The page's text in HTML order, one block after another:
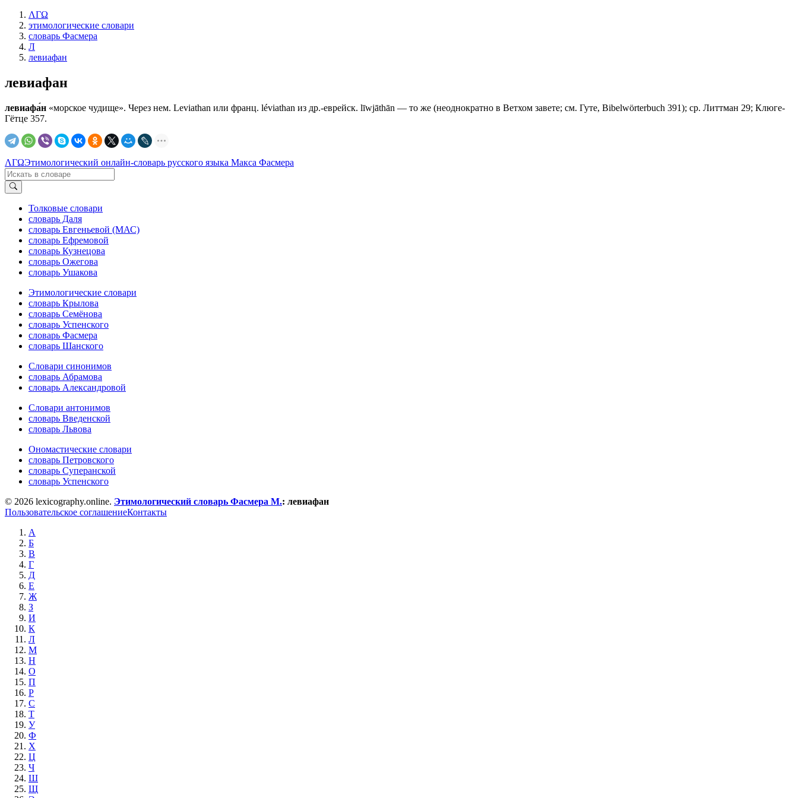
ΛΓΩ
этимологические словари
словарь Фасмера
Л
левиафан
левиафан
левиафа́н «морское чудище». Через нем. Leviathan или франц. léviathan из др.-еврейск. līwjāthān — то же (неоднократно в Ветхом завете; см. Гуте, Bibelwörterbuch 391); ср. Литтман 29; Клюге-
Гётце 357.
ΛΓΩЭтимологический онлайн-словарь русского языка Макса Фасмера
Толковые словари
словарь Даля
словарь Евгеньевой (МАС)
словарь Ефремовой
словарь Кузнецова
словарь Ожегова
словарь Ушакова
Этимологические словари
словарь Крылова
словарь Семёнова
словарь Успенского
словарь Фасмера
словарь Шанского
Словари синонимов
словарь Абрамова
словарь Александровой
Словари антонимов
словарь Введенской
словарь Львова
Ономастические словари
словарь Петровского
словарь Суперанской
словарь Успенского
© 2026 lexicography.online. Этимологический словарь Фасмера М.: левиафан
Пользовательское соглашениеКонтакты
А
Б
В
Г
Д
Е
Ж
З
И
К
Л
М
Н
О
П
Р
С
Т
У
Ф
Х
Ц
Ч
Ш
Щ